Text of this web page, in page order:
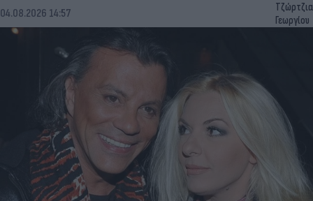
04.08.2026 14:57
Τζώρτζια
Γεωργίου